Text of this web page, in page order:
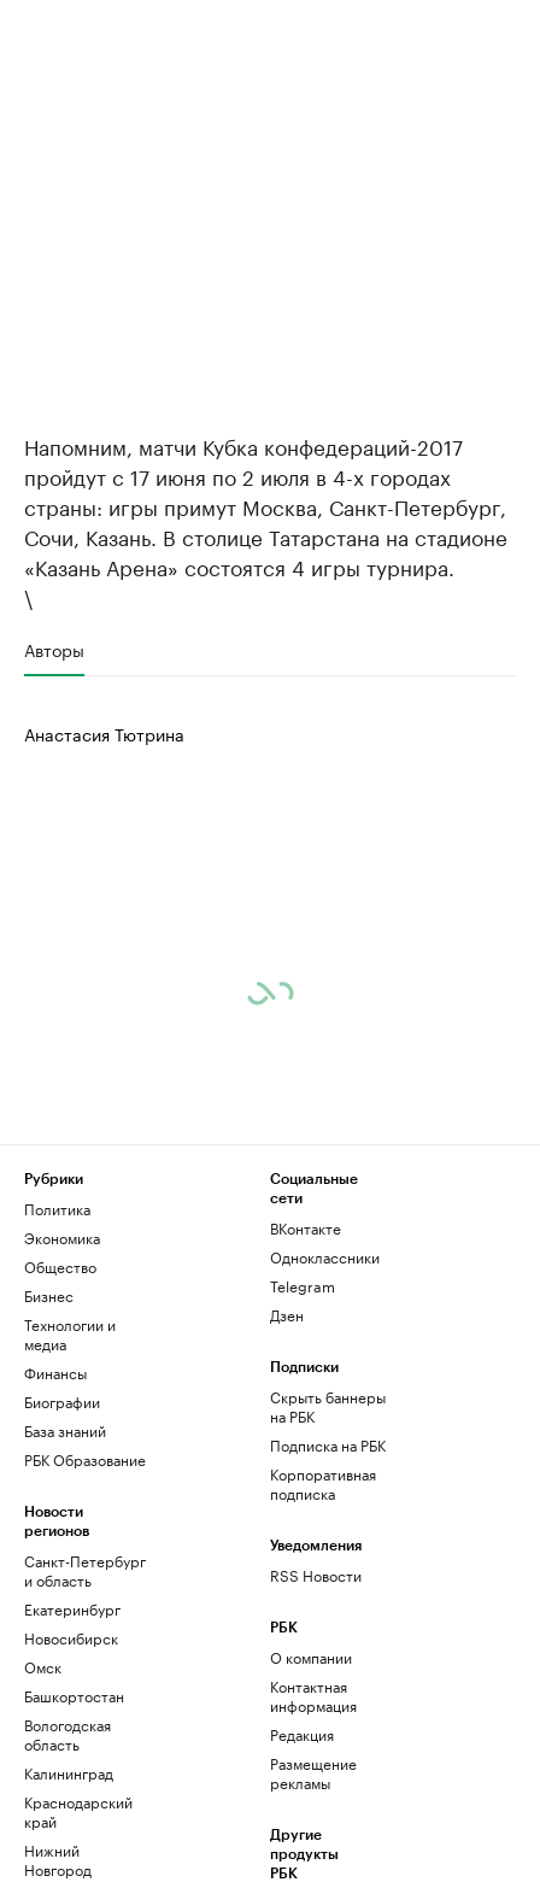
Напомним, матчи Кубка конфедераций-2017
пройдут с 17 июня по 2 июля в 4-х городах
страны: игры примут Москва, Санкт-Петербург,
Сочи, Казань. В столице Татарстана на стадионе
«Казань Арена» состоятся 4 игры турнира.
\
Авторы
Анастасия Тютрина
Рубрики
Политика
Экономика
Общество
Бизнес
Технологии и
медиа
Финансы
Биографии
База знаний
РБК Образование
Новости
регионов
Санкт-Петербург
и область
Екатеринбург
Новосибирск
Омск
Башкортостан
Вологодская
область
Калининград
Краснодарский
край
Нижний
Новгород
Социальные
сети
ВКонтакте
Одноклассники
Telegram
Дзен
Подписки
Скрыть баннеры
на РБК
Подписка на РБК
Корпоративная
подписка
Уведомления
RSS Новости
РБК
О компании
Контактная
информация
Редакция
Размещение
рекламы
Другие
продукты
РБК